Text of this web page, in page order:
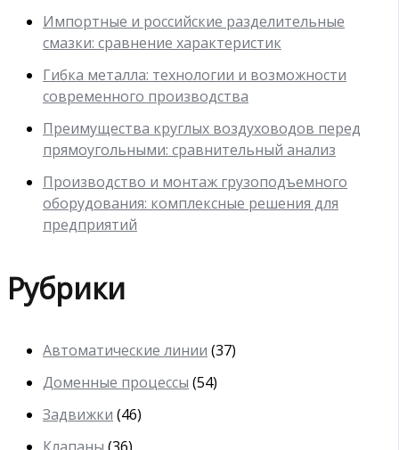
Импортные и российские разделительные
смазки: сравнение характеристик
Гибка металла: технологии и возможности
современного производства
Преимущества круглых воздуховодов перед
прямоугольными: сравнительный анализ
Производство и монтаж грузоподъемного
оборудования: комплексные решения для
предприятий
Рубрики
Автоматические линии (37)
Доменные процессы (54)
Задвижки (46)